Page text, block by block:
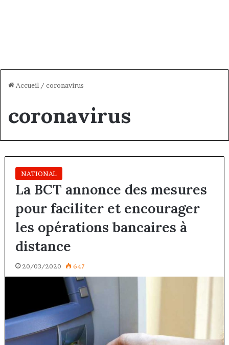
Accueil / coronavirus
coronavirus
NATIONAL
La BCT annonce des mesures
pour faciliter et encourager
les opérations bancaires à
distance
20/03/2020 647